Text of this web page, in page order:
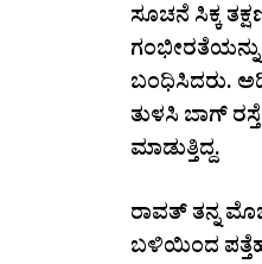
ಸೂಚನೆ ಸಿಕ್ಕ
ಬಂಧಿಸಿದರು.
ತುಳಸಿ ಬಾಗ್
ಮಾಡುತ್ತಿದ್ದ.
ರಾವತ್ ತನ್ನ
ಬಳಿಯಿಂದ